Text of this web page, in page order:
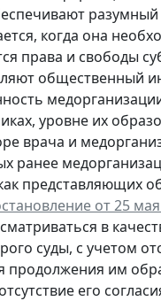
разумный
когда она
права и свободы
общественный
уровне их
врача и
ранее
представляющих
от 25
в
суды, с учетом
продолжения им
его